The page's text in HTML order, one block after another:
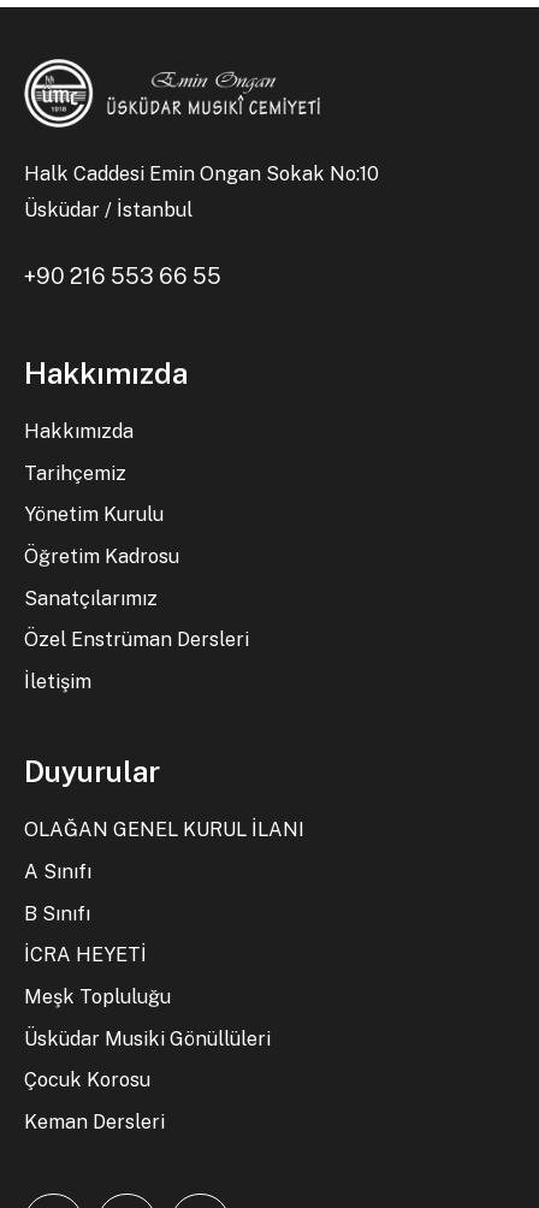
Halk Caddesi Emin Ongan Sokak No:10
Üsküdar / İstanbul
+90 216 553 66 55
Hakkımızda
Hakkımızda
Tarihçemiz
Yönetim Kurulu
Öğretim Kadrosu
Sanatçılarımız
Özel Enstrüman Dersleri
İletişim
Duyurular
OLAĞAN GENEL KURUL İLANI
A Sınıfı
B Sınıfı
İCRA HEYETİ
Meşk Topluluğu
Üsküdar Musiki Gönüllüleri
Çocuk Korosu
Keman Dersleri